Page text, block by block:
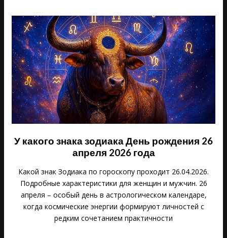
У какого знака зодиака День рождения 26
апреля 2026 года
Какой знак Зодиака по гороскопу проходит 26.04.2026.
Подробные характеристики для женщин и мужчин. 26
апреля – особый день в астрологическом календаре,
когда космические энергии формируют личностей с
редким сочетанием практичности